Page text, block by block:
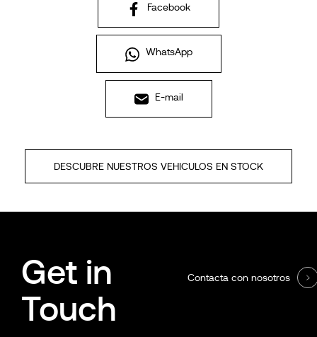
Facebook
WhatsApp
E-mail
DESCUBRE NUESTROS VEHICULOS EN STOCK
Get in
Touch
Contacta con nosotros